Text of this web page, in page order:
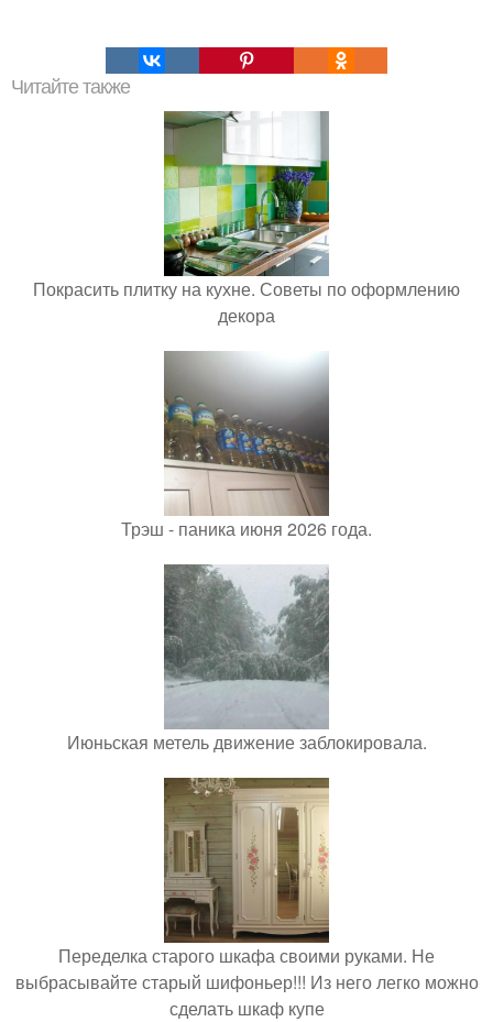
Читайте также
Покрасить плитку на кухне. Советы по оформлению
декора
Трэш - паника июня 2026 года.
Июньская метель движение заблокировала.
Переделка старого шкафа своими руками. Не
выбрасывайте старый шифоньер!!! Из него легко можно
сделать шкаф купе